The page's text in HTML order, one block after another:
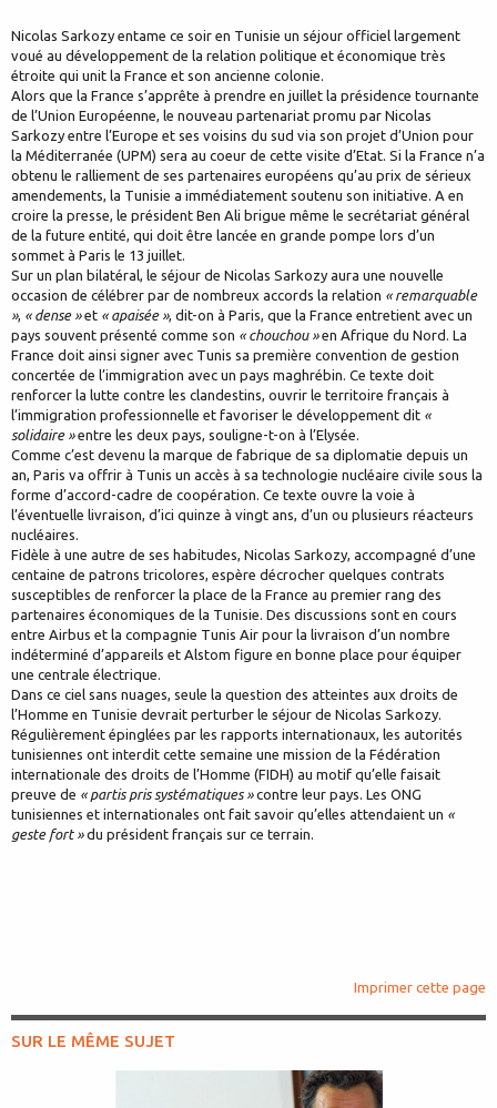
Nicolas Sarkozy entame ce soir en Tunisie un séjour officiel largement
voué au développement de la relation politique et économique très
étroite qui unit la France et son ancienne colonie.
Alors que la France s’apprête à prendre en juillet la présidence tournante
de l’Union Européenne, le nouveau partenariat promu par Nicolas
Sarkozy entre l’Europe et ses voisins du sud via son projet d’Union pour
la Méditerranée (UPM) sera au coeur de cette visite d’Etat. Si la France n’a
obtenu le ralliement de ses partenaires européens qu’au prix de sérieux
amendements, la Tunisie a immédiatement soutenu son initiative. A en
croire la presse, le président Ben Ali brigue même le secrétariat général
de la future entité, qui doit être lancée en grande pompe lors d’un
sommet à Paris le 13 juillet.
Sur un plan bilatéral, le séjour de Nicolas Sarkozy aura une nouvelle
occasion de célébrer par de nombreux accords la relation « remarquable
», « dense »et « apaisée », dit-on à Paris, que la France entretient avec un
pays souvent présenté comme son « chouchou »en Afrique du Nord. La
France doit ainsi signer avec Tunis sa première convention de gestion
concertée de l’immigration avec un pays maghrébin. Ce texte doit
renforcer la lutte contre les clandestins, ouvrir le territoire français à
l’immigration professionnelle et favoriser le développement dit «
solidaire »entre les deux pays, souligne-t-on à l’Elysée.
Comme c’est devenu la marque de fabrique de sa diplomatie depuis un
an, Paris va offrir à Tunis un accès à sa technologie nucléaire civile sous la
forme d’accord-cadre de coopération. Ce texte ouvre la voie à
l’éventuelle livraison, d’ici quinze à vingt ans, d’un ou plusieurs réacteurs
nucléaires.
Fidèle à une autre de ses habitudes, Nicolas Sarkozy, accompagné d’une
centaine de patrons tricolores, espère décrocher quelques contrats
susceptibles de renforcer la place de la France au premier rang des
partenaires économiques de la Tunisie. Des discussions sont en cours
entre Airbus et la compagnie Tunis Air pour la livraison d’un nombre
indéterminé d’appareils et Alstom figure en bonne place pour équiper
une centrale électrique.
Dans ce ciel sans nuages, seule la question des atteintes aux droits de
l’Homme en Tunisie devrait perturber le séjour de Nicolas Sarkozy.
Régulièrement épinglées par les rapports internationaux, les autorités
tunisiennes ont interdit cette semaine une mission de la Fédération
internationale des droits de l’Homme (FIDH) au motif qu’elle faisait
preuve de « partis pris systématiques »contre leur pays. Les ONG
tunisiennes et internationales ont fait savoir qu’elles attendaient un «
geste fort »du président français sur ce terrain.
Imprimer cette page
SUR LE MÊME SUJET